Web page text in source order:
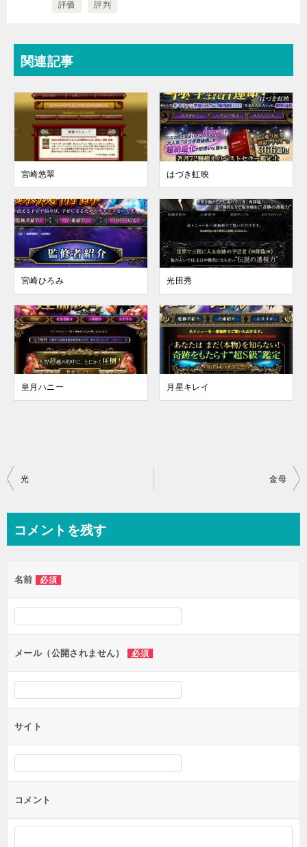
評価 評判
関連記事
宮崎悠翠 はづき虹映
宮崎ひろみ 光田秀
皇月ハニー 月星キレイ
投
ビ
ー
シ
ョ
ン
光 金母
コメントを残す
名前 必須
メール（公開されません） 必須
サイト
コメント